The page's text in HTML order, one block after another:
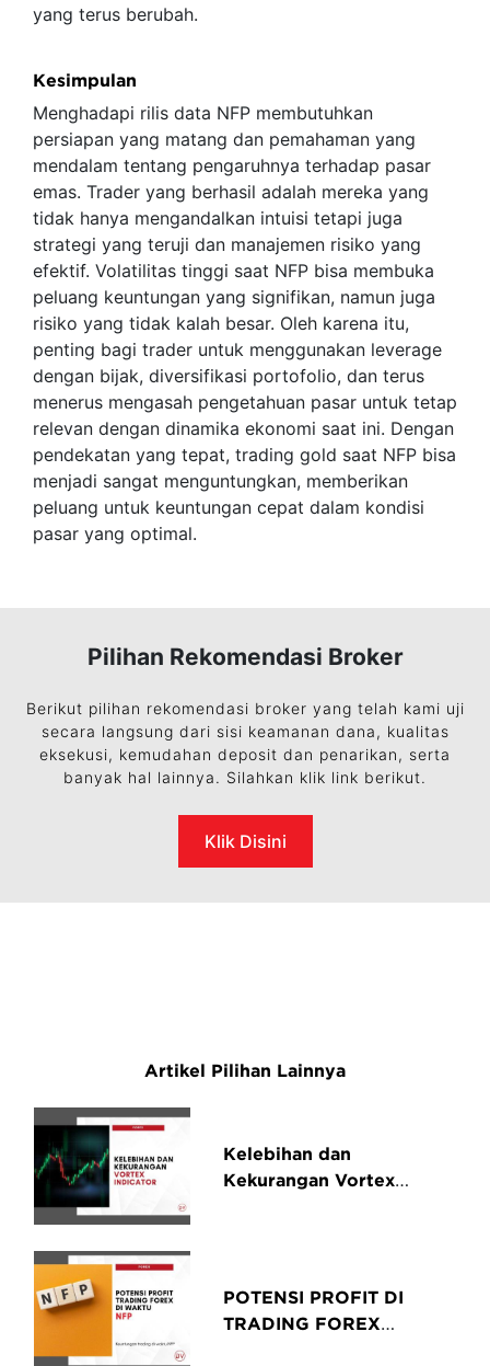
yang terus berubah.
Kesimpulan
Menghadapi rilis data NFP membutuhkan
persiapan yang matang dan pemahaman yang
mendalam tentang pengaruhnya terhadap pasar
emas. Trader yang berhasil adalah mereka yang
tidak hanya mengandalkan intuisi tetapi juga
strategi yang teruji dan manajemen risiko yang
efektif. Volatilitas tinggi saat NFP bisa membuka
peluang keuntungan yang signifikan, namun juga
risiko yang tidak kalah besar. Oleh karena itu,
penting bagi trader untuk menggunakan leverage
dengan bijak, diversifikasi portofolio, dan terus
menerus mengasah pengetahuan pasar untuk tetap
relevan dengan dinamika ekonomi saat ini. Dengan
pendekatan yang tepat, trading gold saat NFP bisa
menjadi sangat menguntungkan, memberikan
peluang untuk keuntungan cepat dalam kondisi
pasar yang optimal.
Pilihan Rekomendasi Broker
Berikut pilihan rekomendasi broker yang telah kami uji
secara langsung dari sisi keamanan dana, kualitas
eksekusi, kemudahan deposit dan penarikan, serta
banyak hal lainnya. Silahkan klik link berikut.
Klik Disini
Artikel Pilihan Lainnya
Kelebihan dan
Kekurangan Vortex
POTENSI PROFIT DI
TRADING FOREX